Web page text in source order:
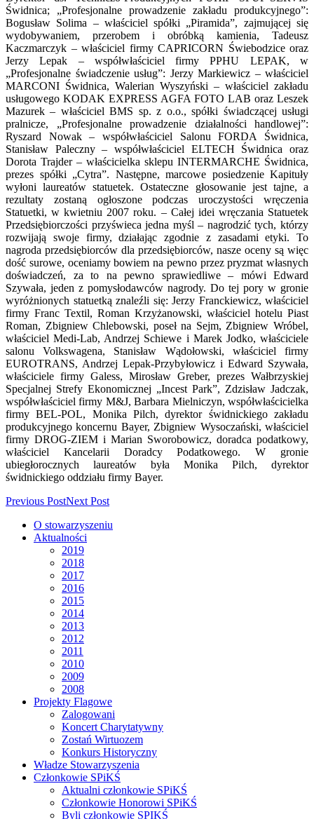
Świdnica; „Profesjonalne prowadzenie zakładu produkcyjnego”:
Bogusław Solima – właściciel spółki „Piramida”, zajmującej się
wydobywaniem, przerobem i obróbką kamienia, Tadeusz
Kaczmarczyk – właściciel firmy CAPRICORN Świebodzice oraz
Jerzy Lepak – współwłaściciel firmy PPHU LEPAK, w
„Profesjonalne świadczenie usług”: Jerzy Markiewicz – właściciel
MARCONI Świdnica, Walerian Wyszyński – właściciel zakładu
usługowego KODAK EXPRESS AGFA FOTO LAB oraz Leszek
Mazurek – właściciel BMS sp. z o.o., spółki świadczącej usługi
pralnicze, „Profesjonalne prowadzenie działalności handlowej”:
Ryszard Nowak – współwłaściciel Salonu FORDA Świdnica,
Stanisław Paleczny – współwłaściciel ELTECH Świdnica oraz
Dorota Trajder – właścicielka sklepu INTERMARCHE Świdnica,
prezes spółki „Cytra”. Następne, marcowe posiedzenie Kapituły
wyłoni laureatów statuetek. Ostateczne głosowanie jest tajne, a
rezultaty zostaną ogłoszone podczas uroczystości wręczenia
Statuetki, w kwietniu 2007 roku. – Całej idei wręczania Statuetek
Przedsiębiorczości przyświeca jedna myśl – nagrodzić tych, którzy
rozwijają swoje firmy, działając zgodnie z zasadami etyki. To
nagroda przedsiębiorców dla przedsiębiorców, nasze oceny są więc
dość surowe, oceniamy bowiem na pewno przez pryzmat własnych
doświadczeń, za to na pewno sprawiedliwe – mówi Edward
Szywała, jeden z pomysłodawców nagrody. Do tej pory w gronie
wyróżnionych statuetką znaleźli się: Jerzy Franckiewicz, właściciel
firmy Franc Textil, Roman Krzyżanowski, właściciel hotelu Piast
Roman, Zbigniew Chlebowski, poseł na Sejm, Zbigniew Wróbel,
właściciel Medi-Lab, Andrzej Schiewe i Marek Jodko, właściciele
salonu Volkswagena, Stanisław Wądołowski, właściciel firmy
EUROTRANS, Andrzej Lepak-Przybyłowicz i Edward Szywała,
właściciele firmy Galess, Mirosław Greber, prezes Wałbrzyskiej
Specjalnej Strefy Ekonomicznej „Incest Park”, Zdzisław Jadczak,
współwłaściciel firmy M&J, Barbara Mielniczyn, współwłaścicielka
firmy BEL-POL, Monika Pilch, dyrektor świdnickiego zakładu
produkcyjnego koncernu Bayer, Zbigniew Wysoczański, właściciel
firmy DROG-ZIEM i Marian Sworobowicz, doradca podatkowy,
właściciel Kancelarii Doradcy Podatkowego. W gronie
ubiegłorocznych laureatów była Monika Pilch, dyrektor
świdnickiego oddziału firmy Bayer.
Previous PostNext Post
O stowarzyszeniu
Aktualności
2019
2018
2017
2016
2015
2014
2013
2012
2011
2010
2009
2008
Projekty Flagowe
Zalogowani
Koncert Charytatywny
Zostań Wirtuozem
Konkurs Historyczny
Władze Stowarzyszenia
Członkowie SPiKŚ
Aktualni członkowie SPiKŚ
Członkowie Honorowi SPiKŚ
Byli członkowie SPIKŚ